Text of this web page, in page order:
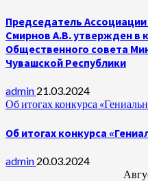
Председатель
Смирнов А.В. утвержден в
Общественного совета
Чувашской Республики
admin 21.03.2024
Об итогах конкурса
Об итогах конкурса
admin 20.03.2024